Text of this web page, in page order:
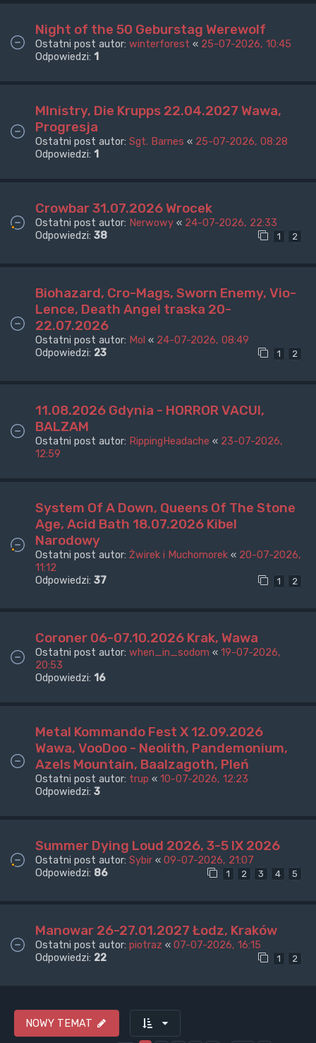
Night of the 50 Geburstag Werewolf
Ostatni post autor: winterforest « 25-07-2026, 10:45
Odpowiedzi: 1
MInistry, Die Krupps 22.04.2027 Wawa,
Progresja
Ostatni post autor: Sgt. Barnes « 25-07-2026, 08:28
Odpowiedzi: 1
Crowbar 31.07.2026 Wrocek
Ostatni post autor: Nerwowy « 24-07-2026, 22:33
Odpowiedzi: 38 1 2
Biohazard, Cro-Mags, Sworn Enemy, Vio-
Lence, Death Angel traska 20-
22.07.2026
Ostatni post autor: Mol « 24-07-2026, 08:49
Odpowiedzi: 23 1 2
11.08.2026 Gdynia - HORROR VACUI,
BALZAM
Ostatni post autor: RippingHeadache « 23-07-2026,
12:59
System Of A Down, Queens Of The Stone
Age, Acid Bath 18.07.2026 Kibel
Narodowy
Ostatni post autor: Żwirek i Muchomorek « 20-07-2026,
11:12
Odpowiedzi: 37 1 2
Coroner 06-07.10.2026 Krak, Wawa
Ostatni post autor: when_in_sodom « 19-07-2026,
20:53
Odpowiedzi: 16
Metal Kommando Fest X 12.09.2026
Wawa, VooDoo - Neolith, Pandemonium,
Azels Mountain, Baalzagoth, Pleń
Ostatni post autor: trup « 10-07-2026, 12:23
Odpowiedzi: 3
Summer Dying Loud 2026, 3-5 IX 2026
Ostatni post autor: Sybir « 09-07-2026, 21:07
Odpowiedzi: 86 1 2 3 4 5
Manowar 26-27.01.2027 Łodz, Kraków
Ostatni post autor: piotraz « 07-07-2026, 16:15
Odpowiedzi: 22 1 2
NOWY TEMAT